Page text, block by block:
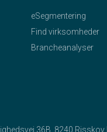
eSegmentering
Find virksomheder
Brancheanalyser
36B, 8240 Risskov |